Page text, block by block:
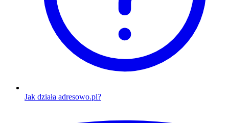
Jak działa adresowo.pl?